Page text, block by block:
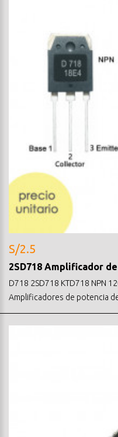
S/2.5
2SD718 Amplificador
D718 2SD718 KTD718 NPN
Amplificadores de potencia